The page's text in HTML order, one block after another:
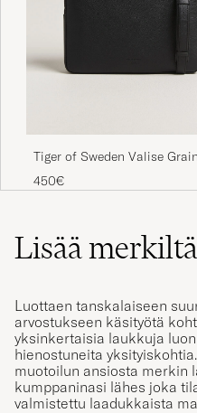
Tiger of Sweden Valise
Leather Briefcase Black
450€
Lisää
Luottaen tanskalaiseen
arvostukseen käsityötä
yksinkertaisia laukkuja
hienostuneita
muotoilun ansiosta merkin
kumppaninasi lähes joka
valmistettu laadukkaista